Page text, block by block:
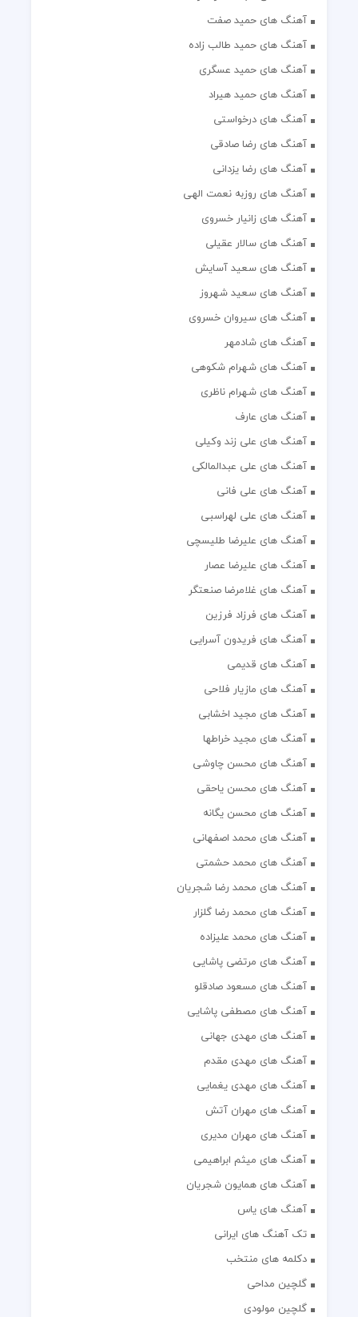
آهنگ های حمید طالب زاده
آهنگ های حمید عسگری
آهنگ های حمید هیراد
آهنگ های درخواستی
آهنگ های رضا صادقی
آهنگ های رضا یزدانی
آهنگ های روزبه نعمت الهی
آهنگ های زانیار خسروی
آهنگ های سالار عقیلی
آهنگ های سعید آسایش
آهنگ های سعید شهروز
آهنگ های سیروان خسروی
آهنگ های شادمهر
آهنگ های شهرام شکوهی
آهنگ های شهرام ناظری
آهنگ های عارف
آهنگ های علی زند وکیلی
آهنگ های علی عبدالمالکی
آهنگ های علی فانی
آهنگ های علی لهراسبی
آهنگ های علیرضا طلیسچی
آهنگ های علیرضا عصار
آهنگ های غلامرضا صنعتگر
آهنگ های فرزاد فرزین
آهنگ های فریدون آسرایی
آهنگ های قدیمی
آهنگ های مازیار فلاحی
آهنگ های مجید اخشابی
آهنگ های مجید خراطها
آهنگ های محسن چاوشی
آهنگ های محسن یاحقی
آهنگ های محسن یگانه
آهنگ های محمد اصفهانی
آهنگ های محمد حشمتی
آهنگ های محمد رضا شجریان
آهنگ های محمد رضا گلزار
آهنگ های محمد علیزاده
آهنگ های مرتضی پاشایی
آهنگ های مسعود صادقلو
آهنگ های مصطفی پاشایی
آهنگ های مهدی جهانی
آهنگ های مهدی مقدم
آهنگ های مهدی یغمایی
آهنگ های مهران آتش
آهنگ های مهران مدیری
آهنگ های میثم ابراهیمی
آهنگ های همایون شجریان
آهنگ های یاس
تک آهنگ های ایرانی
دکلمه های منتخب
گلچین مداحی
گلچین مولودی